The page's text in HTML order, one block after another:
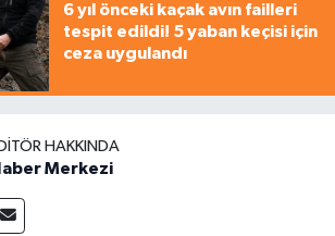
6 yıl önceki kaçak avın failleri
tespit edildi! 5 yaban keçisi için
ceza uygulandı
HAKKINDA
Merkezi